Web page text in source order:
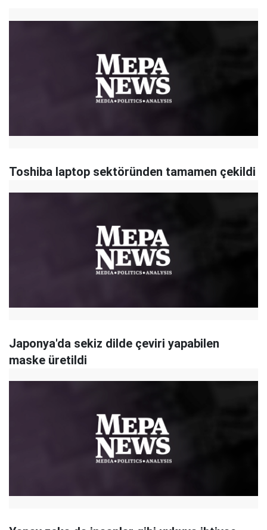
Toshiba laptop sektöründen tamamen çekildi
Japonya'da sekiz dilde çeviri yapabilen
maske üretildi